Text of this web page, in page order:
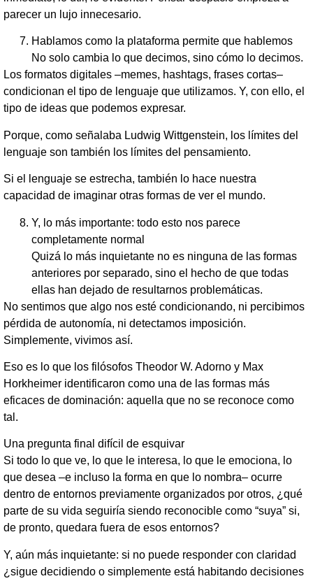
parecer un lujo innecesario.
Hablamos como la plataforma permite que hablemos
No solo cambia lo que decimos, sino cómo lo decimos.
Los formatos digitales –memes, hashtags, frases cortas–
condicionan el tipo de lenguaje que utilizamos. Y, con ello, el
tipo de ideas que podemos expresar.
Porque, como señalaba Ludwig Wittgenstein, los límites del
lenguaje son también los límites del pensamiento.
Si el lenguaje se estrecha, también lo hace nuestra
capacidad de imaginar otras formas de ver el mundo.
Y, lo más importante: todo esto nos parece
completamente normal
Quizá lo más inquietante no es ninguna de las formas
anteriores por separado, sino el hecho de que todas
ellas han dejado de resultarnos problemáticas.
No sentimos que algo nos esté condicionando, ni percibimos
pérdida de autonomía, ni detectamos imposición.
Simplemente, vivimos así.
Eso es lo que los filósofos Theodor W. Adorno y Max
Horkheimer identificaron como una de las formas más
eficaces de dominación: aquella que no se reconoce como
tal.
Una pregunta final difícil de esquivar
Si todo lo que ve, lo que le interesa, lo que le emociona, lo
que desea –e incluso la forma en que lo nombra– ocurre
dentro de entornos previamente organizados por otros, ¿qué
parte de su vida seguiría siendo reconocible como “suya” si,
de pronto, quedara fuera de esos entornos?
Y, aún más inquietante: si no puede responder con claridad
¿sigue decidiendo o simplemente está habitando decisiones